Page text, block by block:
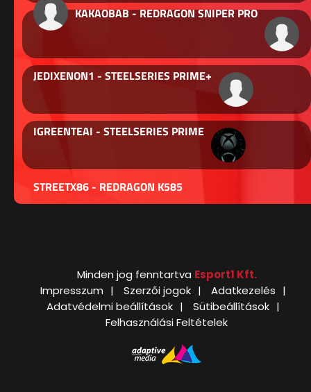
KAKAOBAB - REDRAGON SNIPER PRO
JEDIXENON1 - STEELSERIES PRIME+
IGREENTEAI - STEELSERIES PRIME
STREETX86 - REDRAGON K585
Minden jog fenntartva Esport1 Kft.
Impresszum
Szerzői jogok
Adatkezelés
Adatvédelmi beállítások
Sütibeállítások
Felhasználási Feltételek